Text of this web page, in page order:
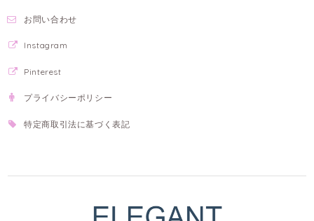
お問い合わせ
Instagram
Pinterest
プライバシーポリシー
特定商取引法に基づく表記